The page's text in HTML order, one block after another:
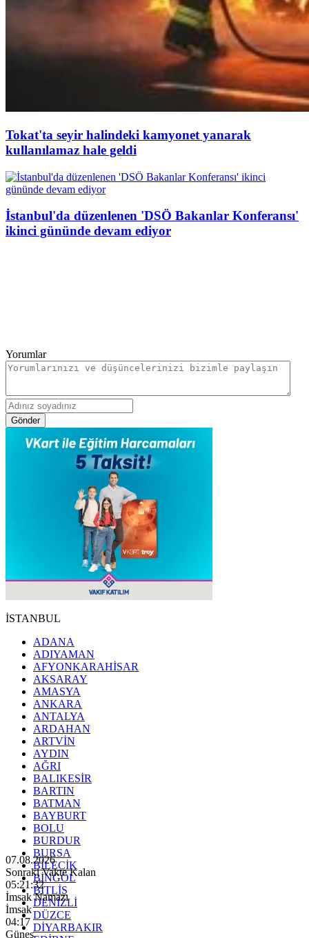
Tokat'ta seyir halindeki kamyonet yanarak
kullanılamaz hale geldi
İstanbul'da düzenlenen 'DSÖ Bakanlar Konferansı'
ikinci gününde devam ediyor
Yorumlar
Gönder
İSTANBUL
ADANA
ADIYAMAN
AFYONKARAHİSAR
AKSARAY
AMASYA
ANKARA
ANTALYA
ARDAHAN
ARTVİN
AYDIN
AĞRI
BALIKESİR
BARTIN
BATMAN
BAYBURT
BOLU
BURDUR
BURSA
BİLECİK
BİNGÖL
BİTLİS
DENİZLİ
DÜZCE
DİYARBAKIR
07.08.2026
Sonraki Vakte Kalan
05:21:30
İmsak Namazı
İmsak
04:17
Güneş